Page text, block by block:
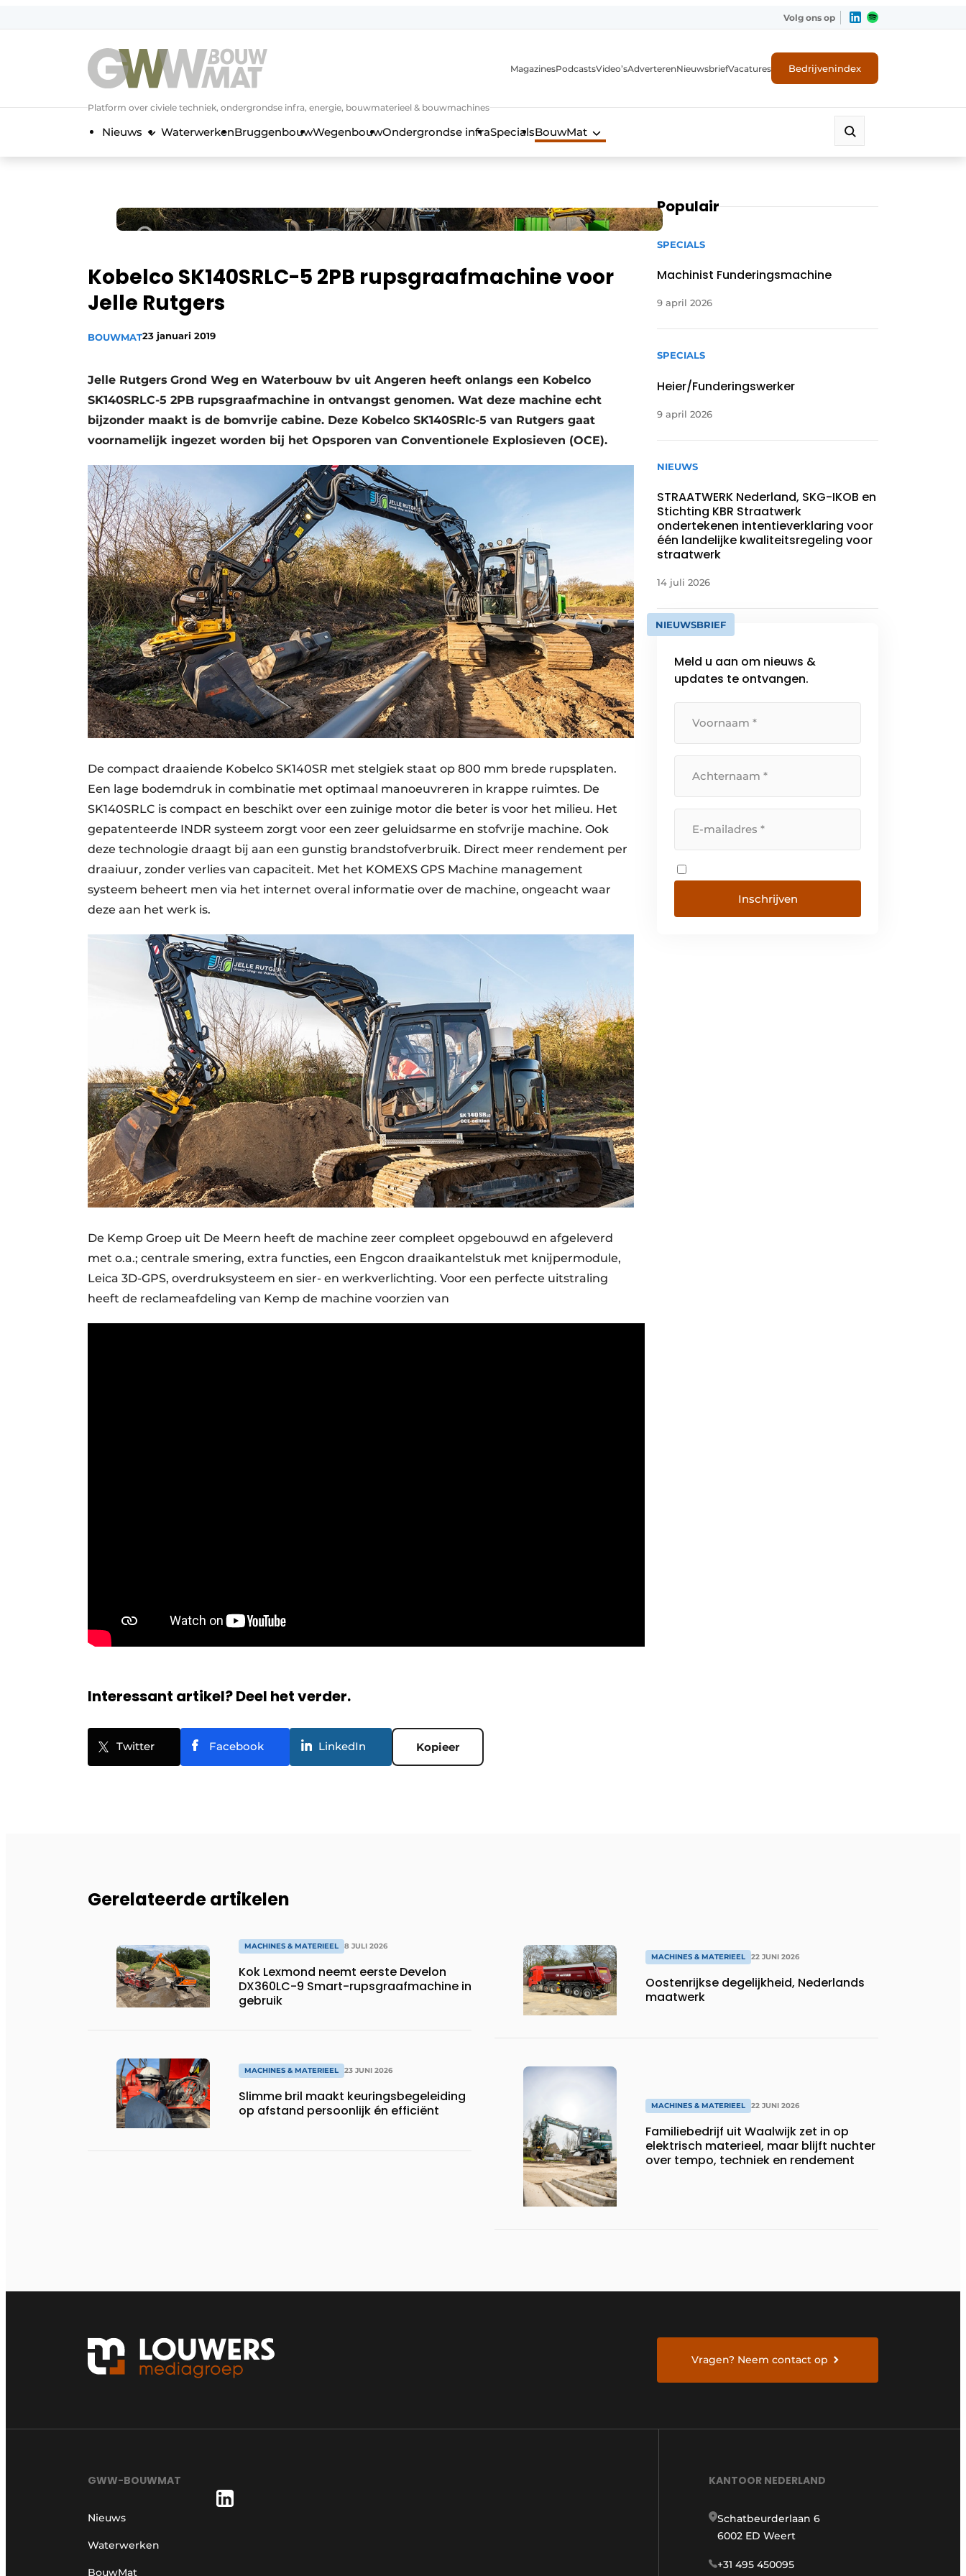
Volg ons op
Platform over civiele techniek, ondergrondse infra, energie, bouwmaterieel & bouwmachines
MagazinesPodcastsVideo’sAdverterenNieuwsbriefVacatures Bedrijvenindex
Nieuws WaterwerkenBruggenbouwWegenbouwOndergrondse infraSpecialsBouwMat
Kobelco SK140SRLC-5 2PB rupsgraafmachine voor
Jelle Rutgers
BOUWMAT23 januari 2019
Jelle Rutgers Grond Weg en Waterbouw bv uit Angeren heeft onlangs een Kobelco
SK140SRLC-5 2PB rupsgraafmachine in ontvangst genomen. Wat deze machine echt
bijzonder maakt is de bomvrije cabine. Deze Kobelco SK140SRlc-5 van Rutgers gaat
voornamelijk ingezet worden bij het Opsporen van Conventionele Explosieven (OCE).
De compact draaiende Kobelco SK140SR met stelgiek staat op 800 mm brede rupsplaten.
Een lage bodemdruk in combinatie met optimaal manoeuvreren in krappe ruimtes. De
SK140SRLC is compact en beschikt over een zuinige motor die beter is voor het milieu. Het
gepatenteerde INDR systeem zorgt voor een zeer geluidsarme en stofvrije machine. Ook
deze technologie draagt bij aan een gunstig brandstofverbruik. Direct meer rendement per
draaiuur, zonder verlies van capaciteit. Met het KOMEXS GPS Machine management
systeem beheert men via het internet overal informatie over de machine, ongeacht waar
deze aan het werk is.
De Kemp Groep uit De Meern heeft de machine zeer compleet opgebouwd en afgeleverd
met o.a.; centrale smering, extra functies, een Engcon draaikantelstuk met knijpermodule,
Leica 3D-GPS, overdruksysteem en sier- en werkverlichting. Voor een perfecte uitstraling
heeft de reclameafdeling van Kemp de machine voorzien van
Interessant artikel? Deel het verder.
Twitter Facebook LinkedIn Kopieer
Populair
SPECIALS
Machinist Funderingsmachine
9 april 2026
SPECIALS
Heier/Funderingswerker
9 april 2026
NIEUWS
STRAATWERK Nederland, SKG-IKOB en
Stichting KBR Straatwerk
ondertekenen intentieverklaring voor
één landelijke kwaliteitsregeling voor
straatwerk
14 juli 2026
NIEUWSBRIEF
Meld u aan om nieuws &
updates te ontvangen.
Inschrijven
Gerelateerde artikelen
MACHINES & MATERIEEL 8 JULI 2026
Kok Lexmond neemt eerste Develon
DX360LC-9 Smart-rupsgraafmachine in
gebruik
MACHINES & MATERIEEL 23 JUNI 2026
Slimme bril maakt keuringsbegeleiding
op afstand persoonlijk én efficiënt
MACHINES & MATERIEEL 22 JUNI 2026
Oostenrijkse degelijkheid, Nederlands
maatwerk
MACHINES & MATERIEEL 22 JUNI 2026
Familiebedrijf uit Waalwijk zet in op
elektrisch materieel, maar blijft nuchter
over tempo, techniek en rendement
Vragen? Neem contact op
GWW-BOUWMAT
Nieuws
Waterwerken
BouwMat
KANTOOR NEDERLAND
Schatbeurderlaan 6
6002 ED Weert
+31 495 450095